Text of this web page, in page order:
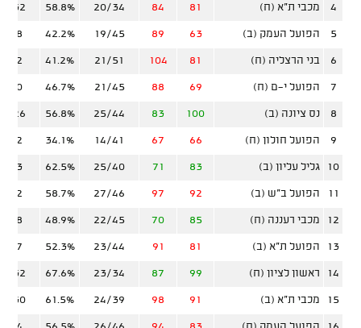
4 מכבי ת"א (ח) 81
84
20/34
58.8%
32
5 הפועל העמק (ב) 63
89
19/45
42.2%
18
6 בני הרצליה (ח) 81
104
21/51
41.2%
22
7 הפועל י-ם (ח) 69
88
21/45
46.7%
20
8 נס ציונה (ב) 100
83
25/44
56.8%
26
9 הפועל חולון (ח) 66
67
14/41
34.1%
22
10 גליל עליון (ב) 83
71
25/40
62.5%
23
11 הפועל ב"ש (ב) 92
97
27/46
58.7%
22
12 מכבי רעננה (ח) 85
70
22/45
48.9%
18
13 הפועל ת"א (ב) 81
91
23/44
52.3%
27
14 ראשון לציון (ח) 99
87
23/34
67.6%
32
15 מכבי ת"א (ב) 91
98
24/39
61.5%
30